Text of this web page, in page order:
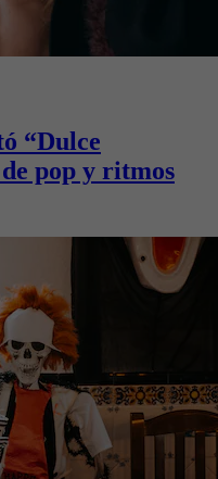
“Dulce
pop y ritmos